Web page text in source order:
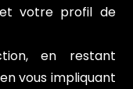
votre profil de
en restant
vous impliquant